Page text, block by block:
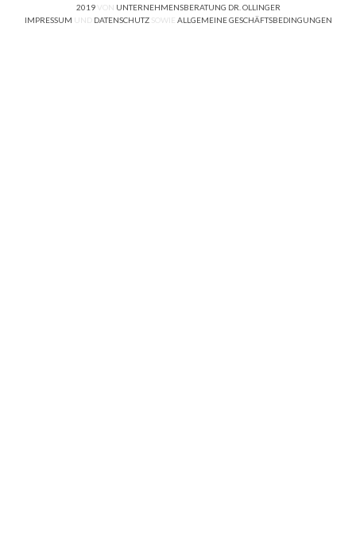
2019 VON UNTERNEHMENSBERATUNG DR. OLLINGER
IMPRESSUM UNDDATENSCHUTZSOWIE ALLGEMEINE GESCHÄFTSBEDINGUNGEN